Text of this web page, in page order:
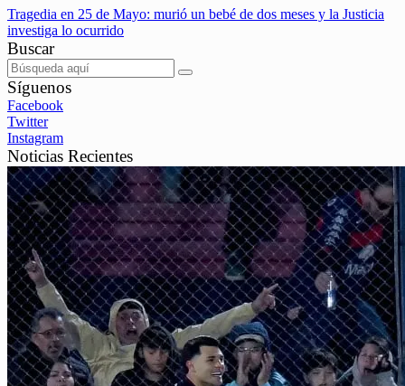
Tragedia en 25 de Mayo: murió un bebé de dos meses y la Justicia
investiga lo ocurrido
Buscar
Síguenos
Facebook
Twitter
Instagram
Noticias Recientes